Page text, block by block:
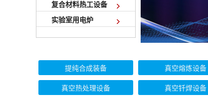
复合材料热工设备
实验室用电炉
提纯合成装备 真空熔炼设备
真空热处理设备 真空钎焊设备